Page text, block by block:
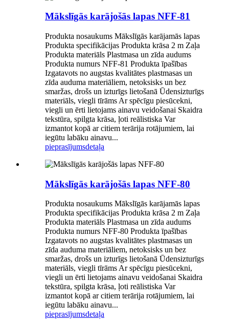
Mākslīgās karājošās lapas NFF-81
Produkta nosaukums Mākslīgās karājamās lapas
Produkta specifikācijas Produkta krāsa 2 m Zaļa
Produkta materiāls Plastmasa un zīda audums
Produkta numurs NFF-81 Produkta īpašības
Izgatavots no augstas kvalitātes plastmasas un
zīda auduma materiāliem, netoksisks un bez
smaržas, drošs un izturīgs lietošanā Ūdensizturīgs
materiāls, viegli tīrāms Ar spēcīgu piesūcekni,
viegli un ērti lietojams ainavu veidošanai Skaidra
tekstūra, spilgta krāsa, ļoti reālistiska Var
izmantot kopā ar citiem terārija rotājumiem, lai
iegūtu labāku ainavu...
pieprasījumsdetaļa
Mākslīgās karājošās lapas NFF-80
Produkta nosaukums Mākslīgās karājamās lapas
Produkta specifikācijas Produkta krāsa 2 m Zaļa
Produkta materiāls Plastmasa un zīda audums
Produkta numurs NFF-80 Produkta īpašības
Izgatavots no augstas kvalitātes plastmasas un
zīda auduma materiāliem, netoksisks un bez
smaržas, drošs un izturīgs lietošanā Ūdensizturīgs
materiāls, viegli tīrāms Ar spēcīgu piesūcekni,
viegli un ērti lietojams ainavu veidošanai Skaidra
tekstūra, spilgta krāsa, ļoti reālistiska Var
izmantot kopā ar citiem terārija rotājumiem, lai
iegūtu labāku ainavu...
pieprasījumsdetaļa